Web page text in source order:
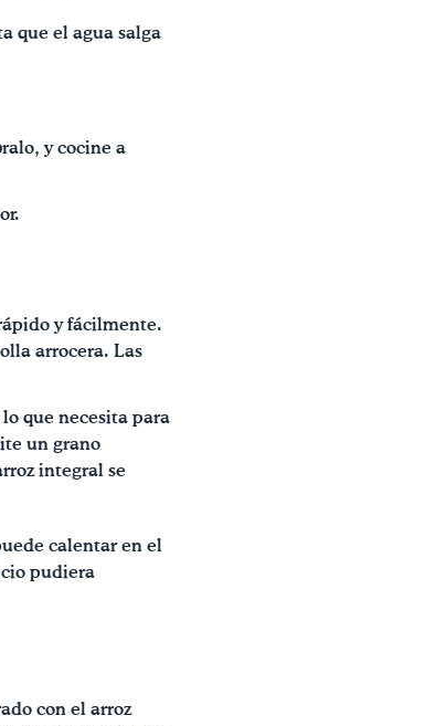
que el agua salga
y cocine a
y fácilmente.
arrocera. Las
lo que necesita para
un grano
integral se
calentar en el
pudiera
con el arroz